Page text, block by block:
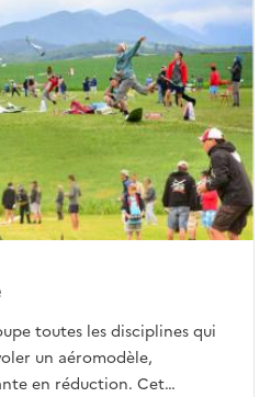
mouvements peuvent
en duo, en trio ou en
toutes les disciplines qui
un aéromodèle,
en réduction. Cet